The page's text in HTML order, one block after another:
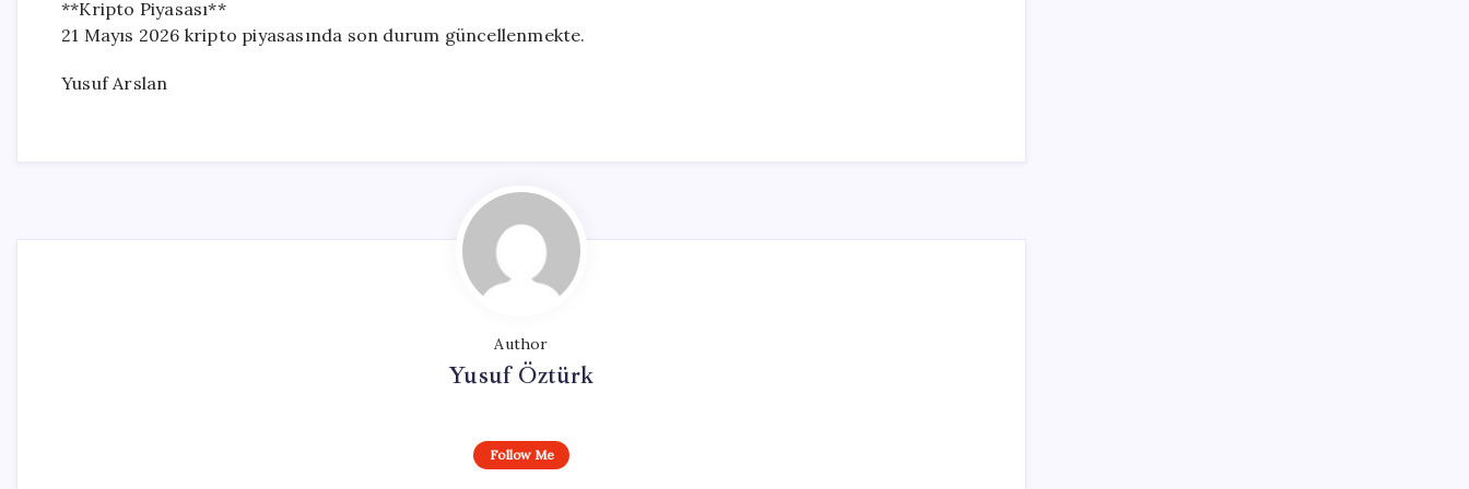
**Kripto Piyasası**
21 Mayıs 2026 kripto piyasasında son durum güncellenmekte.
Yusuf Arslan
Author
Yusuf Öztürk
Follow Me